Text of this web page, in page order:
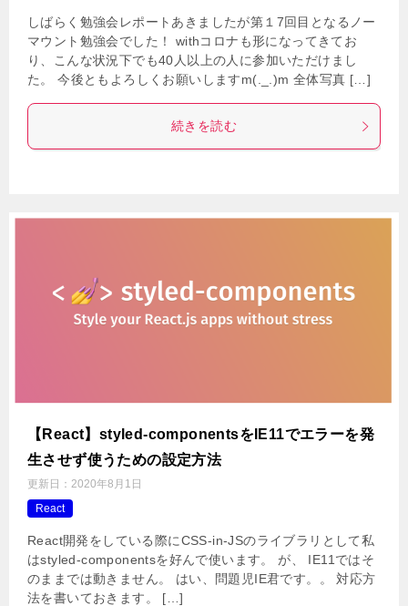
しばらく勉強会レポートあきましたが第１7回目となるノー
マウント勉強会でした！ withコロナも形になってきてお
り、こんな状況下でも40人以上の人に参加いただけまし
た。 今後ともよろしくお願いしますm(._.)m 全体写真 […]
続きを読む
【React】styled-componentsをIE11でエラーを発
生させず使うための設定方法
更新日： 2020年8月1日
React
React開発をしている際にCSS-in-JSのライブラリとして私
はstyled-componentsを好んで使います。 が、 IE11ではそ
のままでは動きません。 はい、問題児IE君です。。 対応方
法を書いておきます。 […]